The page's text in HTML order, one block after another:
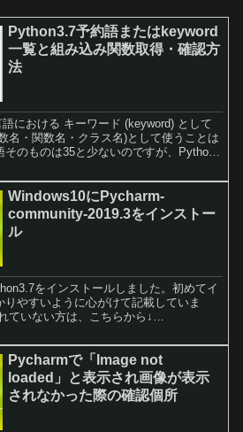
Python3.7予約語またはkeyword
一覧と組み込み関数取得・確認方
法
における キーワード (keyword) として
名・関数名・クラス名)として使うことは
そのものは35と少ないのですが、Python
の便利な閲覧方法など取得方法です。
Windows10にPycharm-
community-2019.3をインストー
ル
をインストールしました。初めてイ
りやすいように心がけて記載していま
ていない方は、こちらから↓
をインストールします。
Pycharmで「Image not
loaded」と表示され画像が表示
されなかった際の確認個所